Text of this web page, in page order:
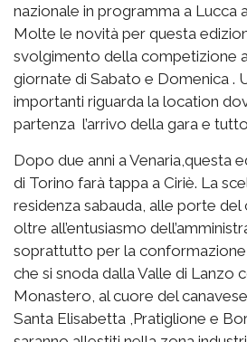
nazionale in programma a Lucca
Molte le novità per questa
svolgimento della competizione
giornate di Sabato e Domenica .
importanti riguarda la location
partenza l’arrivo della gara e
Dopo due anni a Venaria,questa
di Torino farà tappa a Ciriè. La
residenza sabauda, alle porte
oltre all’entusiasmo
soprattutto per la
che si snoda dalla Valle di Lanzo
Monastero, al cuore del
Santa Elisabetta ,Pratiglione e